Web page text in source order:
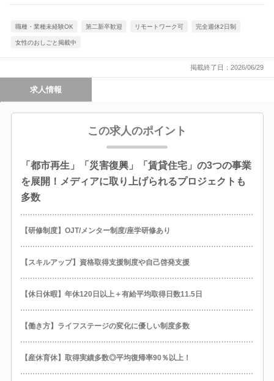
職種・業種未経験OK 第二新卒歓迎 リモートワーク可 完全週休2日制
女性のおしごと掲載中
掲載終了日：2026/06/29
求人情報
この求人のポイント
「都市再生」「災害復興」「賃貸住宅」の3つの事業
を展開！メディアに取り上げられるプロジェクトも
多数
【研修制度】OJT/メンター制度/座学研修あり
【スキルアップ】資格取得支援制度や自己啓発支援
【休日休暇】年休120日以上＋有給平均取得日数11.5日
【働き方】ライフステージの変化に優しい制度多数
【産休育休】取得実績多数◎平均復帰率90％以上！